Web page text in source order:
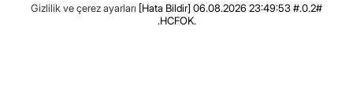
Gizlilik ve çerez ayarları [Hata Bildir] 06.08.2026 23:49:53 #.0.2#
.HCFOK.